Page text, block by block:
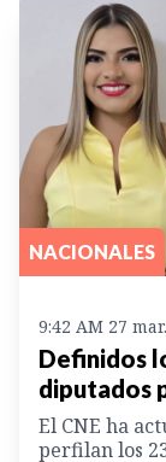
NACIONALES
9:42 AM 27
Definidos
diputados
El CNE ha
perfilan los